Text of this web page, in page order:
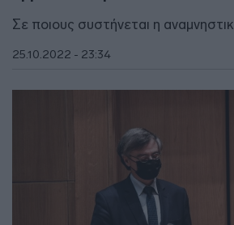
Σε ποιους συστήνεται η
25.10.2022 - 23:34